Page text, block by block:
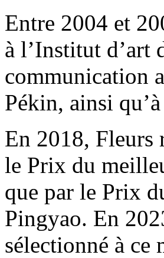
Entre 2004 et
à l’Institut d’art
communication
Pékin, ainsi
En 2018, Fleurs
le Prix du
que par le Prix
Pingyao. En
sélectionné à ce